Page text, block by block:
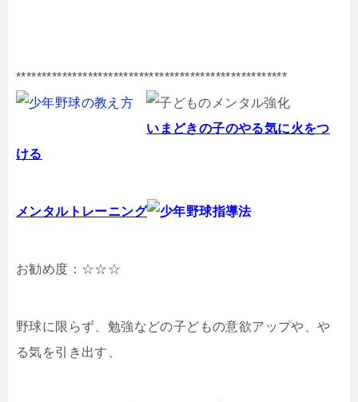
*****************************************************
いまどきの子のやる気に火をつ
ける
メンタルトレーニング
お勧め度：☆☆☆
野球に限らず、勉強などの子どもの意欲アップや、や
る気を引き出す、